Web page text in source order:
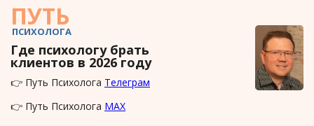
ПУТЬ
ПСИХОЛОГА
Где психологу брать
клиентов в 2026 году
👉 Путь Психолога Телеграм
👉 Путь Психолога MAX